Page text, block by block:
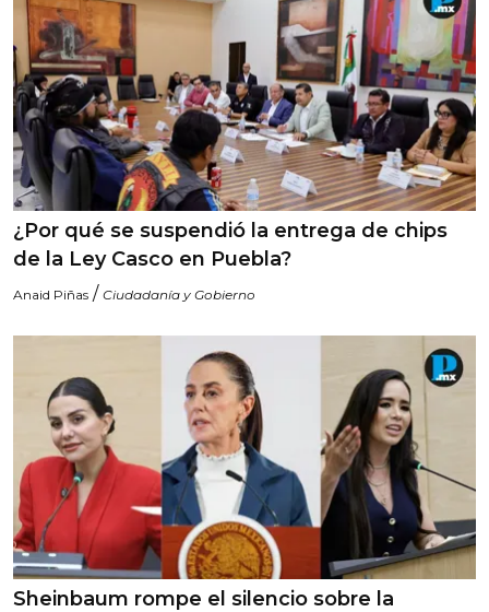
¿Por qué se suspendió la entrega de chips
de la Ley Casco en Puebla?
Anaid Piñas / Ciudadanía y Gobierno
Sheinbaum rompe el silencio sobre la